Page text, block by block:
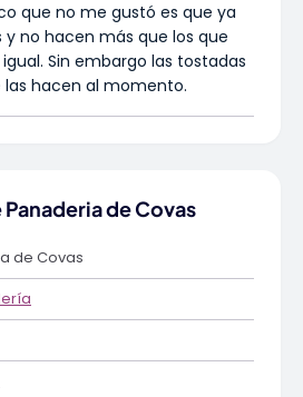
que no me gustó es que ya
no hacen más que los que
Sin embargo las tostadas
hacen al momento.
de Covas
de Covas